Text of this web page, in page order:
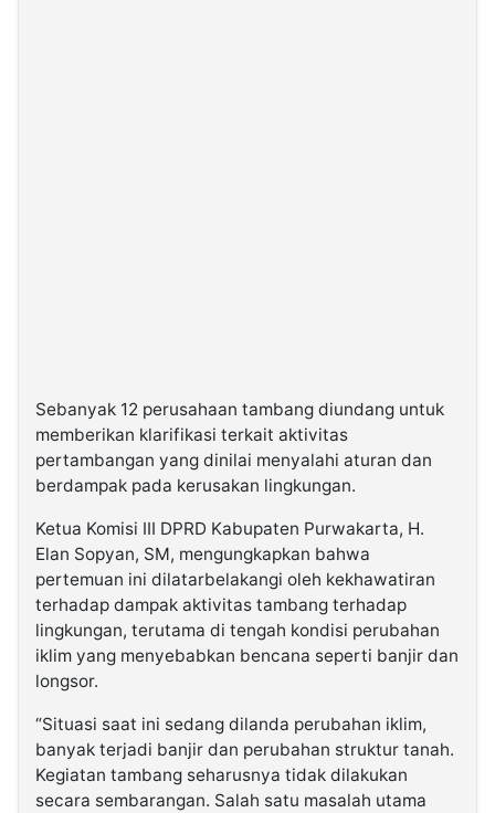
Sebanyak 12 perusahaan tambang diundang untuk
memberikan klarifikasi terkait aktivitas
pertambangan yang dinilai menyalahi aturan dan
berdampak pada kerusakan lingkungan.
Ketua Komisi III DPRD Kabupaten Purwakarta, H.
Elan Sopyan, SM, mengungkapkan bahwa
pertemuan ini dilatarbelakangi oleh kekhawatiran
terhadap dampak aktivitas tambang terhadap
lingkungan, terutama di tengah kondisi perubahan
iklim yang menyebabkan bencana seperti banjir dan
longsor.
“Situasi saat ini sedang dilanda perubahan iklim,
banyak terjadi banjir dan perubahan struktur tanah.
Kegiatan tambang seharusnya tidak dilakukan
secara sembarangan. Salah satu masalah utama